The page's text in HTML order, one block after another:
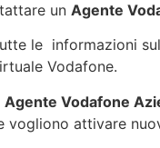
un Agente
le informazioni
Vodafone.
Agente Vodafone
attivare